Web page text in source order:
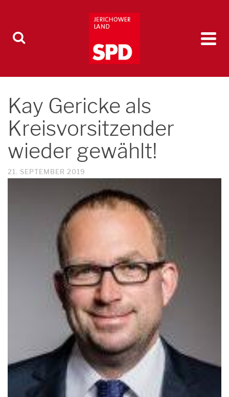
Kay Gericke als
Kreisvorsitzender
wieder gewählt!
21. SEPTEMBER 2019